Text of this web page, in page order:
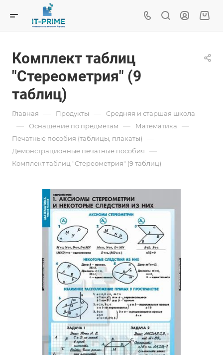
Комплект таблиц
"Стереометрия" (9
таблиц)
Главная — Продукты — Средняя и старшая школа
— Oснащение по предметам — Математика —
Печатные пособия (таблицы, плакаты) —
Демонстрационные печатные пособия —
Комплект таблиц "Стереометрия" (9 таблиц)